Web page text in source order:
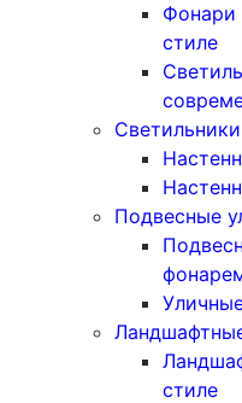
Фонари
стиле
Подвесные
стиле